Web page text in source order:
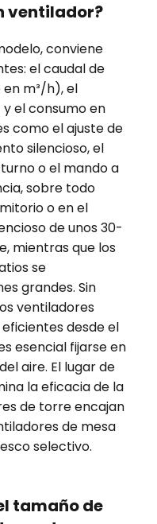
ventilador?
conviene
el caudal de
m³/h), el
el consumo en
como el ajuste de
silencioso, el
o el mando a
sobre todo
o en el
de unos 30-
mientras que los
se
grandes. Sin
ventiladores
desde el
esencial fijarse en
aire. El lugar de
la eficacia de la
de torre encajan
de mesa
selectivo.
tamaño de